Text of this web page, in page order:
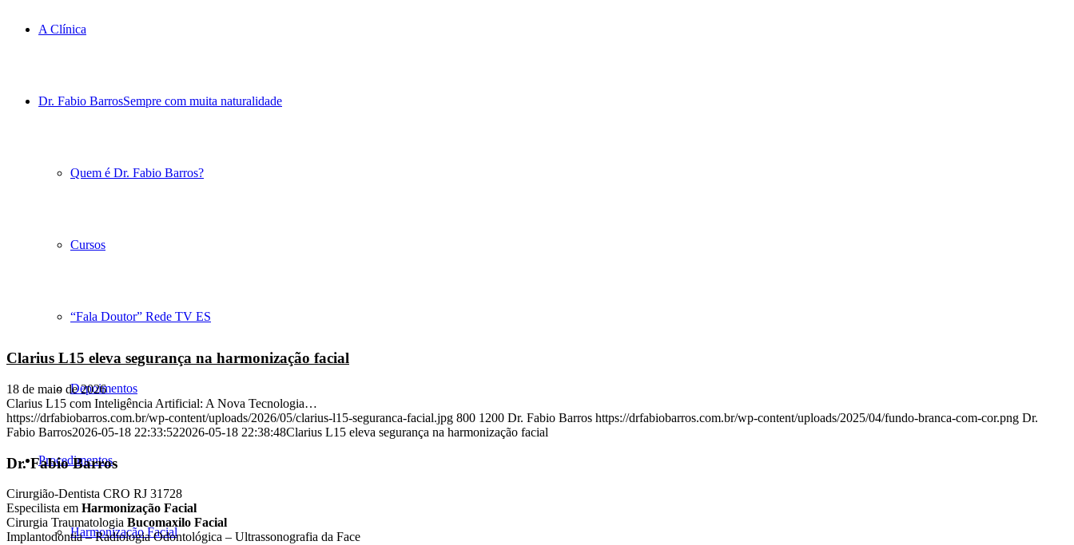
A Clínica
Dr. Fabio BarrosSempre com muita naturalidade
Quem é Dr. Fabio Barros?
Cursos
“Fala Doutor” Rede TV ES
Depoimentos
Procedimentos
Harmonização Facial
Clarius L15 eleva segurança na harmonização facial
18 de maio de 2026
Clarius L15 com Inteligência Artificial: A Nova Tecnologia…
https://drfabiobarros.com.br/wp-content/uploads/2026/05/clarius-l15-seguranca-facial.jpg 800 1200 Dr. Fabio Barros https://drfabiobarros.com.br/wp-content/uploads/2025/04/fundo-branca-com-cor.png Dr.
Fabio Barros2026-05-18 22:33:522026-05-18 22:38:48Clarius L15 eleva segurança na harmonização facial
Dr. Fabio Barros
Cirurgião-Dentista CRO RJ 31728
Especilista em Harmonização Facial
Cirurgia Traumatologia Bucomaxilo Facial
Implantodontia – Radiologia Odontológica – Ultrassonografia da Face